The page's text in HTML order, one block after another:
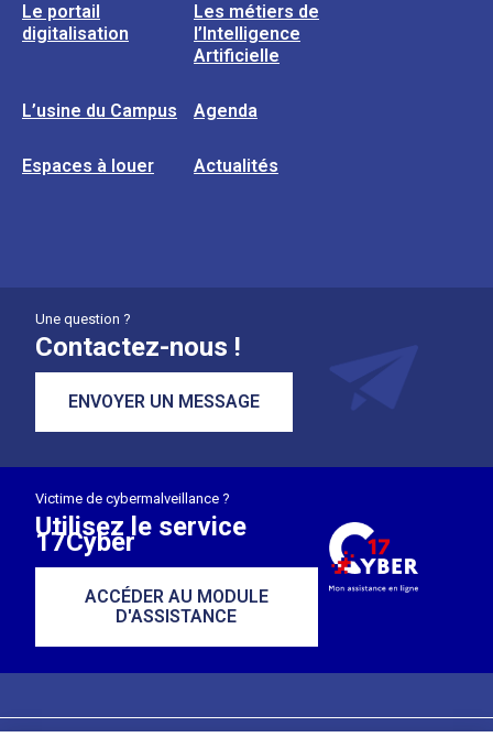
Le portail
digitalisation
Les métiers de
l’Intelligence
Artificielle
L’usine du Campus Agenda
Espaces à louer Actualités
Une question ?
Contactez-nous !
ENVOYER UN MESSAGE
Victime de cybermalveillance ?
Utilisez le service
17Cyber
ACCÉDER AU MODULE
D'ASSISTANCE